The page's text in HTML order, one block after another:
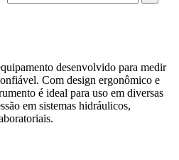
desenvolvido para medir
Com design ergonômico e
é ideal para uso em diversas
em sistemas hidráulicos,